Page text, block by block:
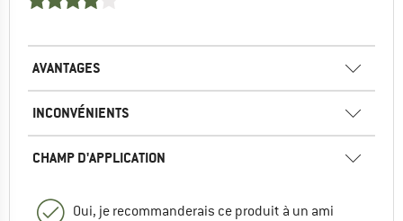
AVANTAGES
INCONVÉNIENTS
CHAMP D'APPLICATION
Oui, je recommanderais ce produit à un ami